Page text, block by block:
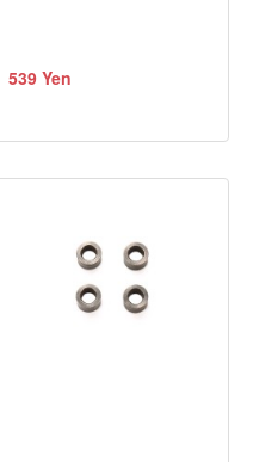
539 Yen